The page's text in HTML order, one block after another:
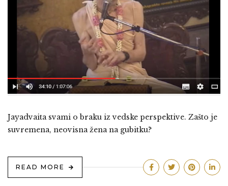
Jayadvaita svami o braku iz vedske perspektive. Zašto je
suvremena, neovisna žena na gubitku?
READ MORE